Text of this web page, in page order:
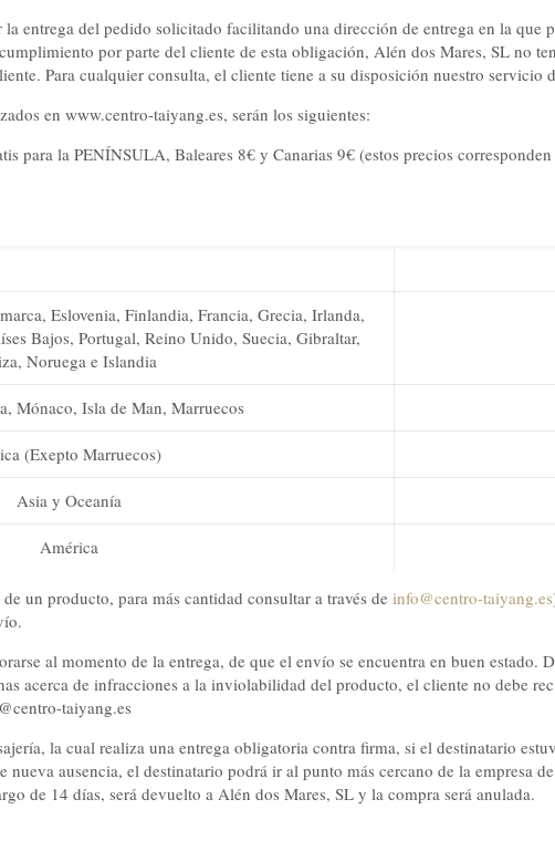
entrega del pedido solicitado facilitando una dirección de entrega en la
por parte del cliente de esta obligación, Alén dos Mares, SL no
Para cualquier consulta, el cliente tiene a su disposición nuestro servicio
en www.centro-taiyang.es, serán los siguientes:
para la PENÍNSULA, Baleares 8€ y Canarias 9€ (estos precios
Eslovenia, Finlandia, Francia, Grecia, Irlanda,
Bajos, Portugal, Reino Unido, Suecia, Gibraltar,
Noruega e Islandia
Mónaco, Isla de Man, Marruecos
(Exepto Marruecos)
Asia y Oceanía
América
un producto, para más cantidad consultar a través de info@centro-taiyang.es
al momento de la entrega, de que el envío se encuentra en buen estado.
acerca de infracciones a la inviolabilidad del producto, el cliente no debe
taiyang.es
la cual realiza una entrega obligatoria contra firma, si el destinatario
nueva ausencia, el destinatario podrá ir al punto más cercano de la empresa
de 14 días, será devuelto a Alén dos Mares, SL y la compra será anulada.